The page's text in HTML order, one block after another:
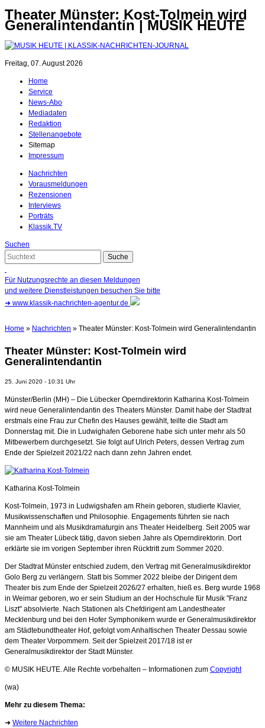
Theater Münster: Kost-Tolmein wird
Generalintendantin | MUSIK HEUTE
Freitag, 07. August 2026
Home
Service
News-Abo
Mediadaten
Redaktion
Stellenangebote
Sitemap
Impressum
Nachrichten
Vorausmeldungen
Rezensionen
Interviews
Porträts
Klassik.TV
Suchen
Für Nutzungsrechte an diesen Meldungen
und weitere Dienstleistungen besuchen Sie bitte
➜ www.klassik-nachrichten-agentur.de
Home » Nachrichten » Theater Münster: Kost-Tolmein wird Generalintendantin
Theater Münster: Kost-Tolmein wird
Generalintendantin
25. Juni 2020 - 10:31 Uhr
Münster/Berlin (MH) – Die Lübecker Operndirektorin Katharina Kost-Tolmein
wird neue Generalintendantin des Theaters Münster. Damit habe der Stadtrat
erstmals eine Frau zur Chefin des Hauses gewählt, teilte die Stadt am
Donnerstag mit. Die in Ludwighafen Geborene habe sich unter mehr als 50
Mitbewerbern durchgesetzt. Sie folgt auf Ulrich Peters, dessen Vertrag zum
Ende der Spielzeit 2021/22 nach dann zehn Jahren endet.
Katharina Kost-Tolmein
Kost-Tolmein, 1973 in Ludwigshafen am Rhein geboren, studierte Klavier,
Musikwissenschaften und Philosophie. Engagements führten sie nach
Mannheim und als Musikdramaturgin ans Theater Heidelberg. Seit 2005 war
sie am Theater Lübeck tätig, davon sieben Jahre als Operndirektorin. Dort
erklärte sie im vorigen September ihren Rücktritt zum Sommer 2020.
Der Stadtrat Münster entschied zudem, den Vertrag mit Generalmusikdirektor
Golo Berg zu verlängern. Statt bis Sommer 2022 bleibe der Dirigent dem
Theater bis zum Ende der Spielzeit 2026/27 erhalten, hieß es. Berg wurde 1968
in Weimar geboren, wo er sein Studium an der Hochschule für Musik "Franz
Liszt" absolvierte. Nach Stationen als Chefdirigent am Landestheater
Mecklenburg und bei den Hofer Symphonikern wurde er Generalmusikdirektor
am Städtebundtheater Hof, gefolgt vom Anhaltischen Theater Dessau sowie
dem Theater Vorpommern. Seit der Spielzeit 2017/18 ist er
Generalmusikdirektor der Stadt Münster.
© MUSIK HEUTE. Alle Rechte vorbehalten – Informationen zum Copyright
(wa)
Mehr zu diesem Thema:
➜ Weitere Nachrichten